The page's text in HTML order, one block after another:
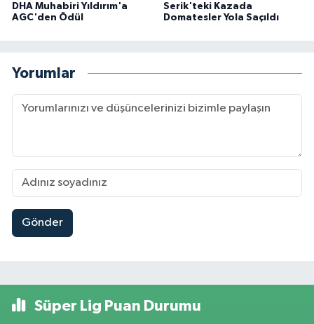
DHA Muhabiri Yıldırım'a
AGC'den Ödül
Serik'teki Kazada
Domatesler Yola Saçıldı
Yorumlar
Gönder
Süper Lig Puan Durumu